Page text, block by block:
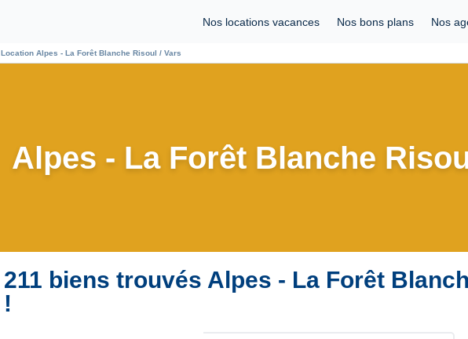
Nos locations vacances Nos bons plans Nos
Location Alpes - La Forêt Blanche Risoul / Vars
Alpes - La Forêt Blanche
211 biens trouvés Alpes - La Forêt
!